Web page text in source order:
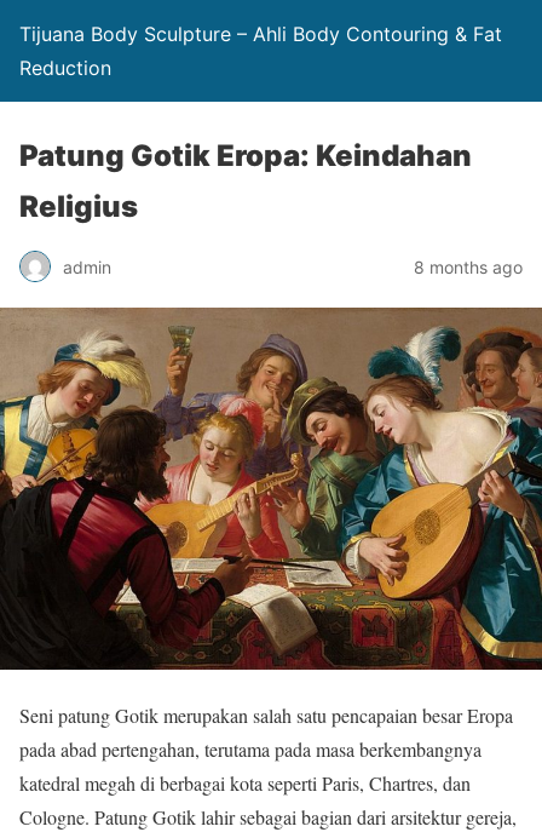
Tijuana Body Sculpture – Ahli Body Contouring & Fat
Reduction
Patung Gotik Eropa: Keindahan
Religius
admin 8 months ago
Seni patung Gotik merupakan salah satu pencapaian besar Eropa
pada abad pertengahan, terutama pada masa berkembangnya
katedral megah di berbagai kota seperti Paris, Chartres, dan
Cologne. Patung Gotik lahir sebagai bagian dari arsitektur gereja,